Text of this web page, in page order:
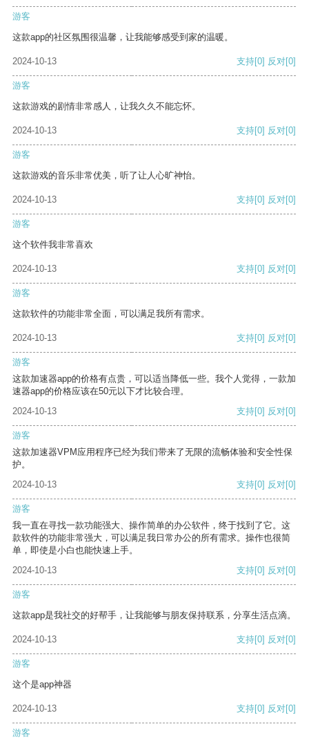
游客
这款app的社区氛围很温馨，让我能够感受到家的温暖。
2024-10-13 支持[0] 反对[0]
游客
这款游戏的剧情非常感人，让我久久不能忘怀。
2024-10-13 支持[0] 反对[0]
游客
这款游戏的音乐非常优美，听了让人心旷神怡。
2024-10-13 支持[0] 反对[0]
游客
这个软件我非常喜欢
2024-10-13 支持[0] 反对[0]
游客
这款软件的功能非常全面，可以满足我所有需求。
2024-10-13 支持[0] 反对[0]
游客
这款加速器app的价格有点贵，可以适当降低一些。我个人觉得，一款加
速器app的价格应该在50元以下才比较合理。
2024-10-13
支持[0] 反对[0]
游客
这款加速器VPM应用程序已经为我们带来了无限的流畅体验和安全性保
护。
2024-10-13
支持[0] 反对[0]
游客
我一直在寻找一款功能强大、操作简单的办公软件，终于找到了它。这
款软件的功能非常强大，可以满足我日常办公的所有需求。操作也很简
单，即使是小白也能快速上手。
2024-10-13
支持[0] 反对[0]
游客
这款app是我社交的好帮手，让我能够与朋友保持联系，分享生活点滴。
2024-10-13 支持[0] 反对[0]
游客
这个是app神器
2024-10-13 支持[0] 反对[0]
游客